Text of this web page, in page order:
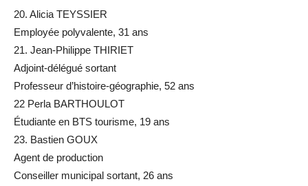
20. Alicia TEYSSIER
Employée polyvalente, 31 ans
21. Jean-Philippe THIRIET
Adjoint-délégué sortant
Professeur d’histoire-géographie, 52 ans
22 Perla BARTHOULOT
Étudiante en BTS tourisme, 19 ans
23. Bastien GOUX
Agent de production
Conseiller municipal sortant, 26 ans